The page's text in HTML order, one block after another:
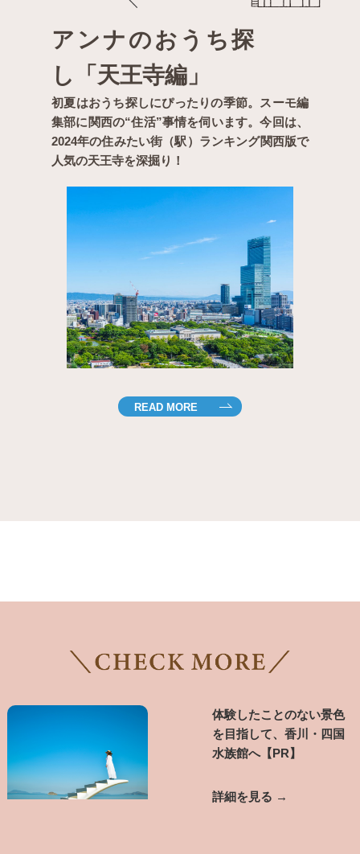
アンナのおうち探
し「天王寺編」
初夏はおうち探しにぴったりの季節。スーモ編
集部に関西の“住活”事情を伺います。今回は、
2024年の住みたい街（駅）ランキング関西版で
人気の天王寺を深掘り！
READ MORE
体験したことのない景色
を目指して、香川・四国
水族館へ【PR】
詳細を見る →